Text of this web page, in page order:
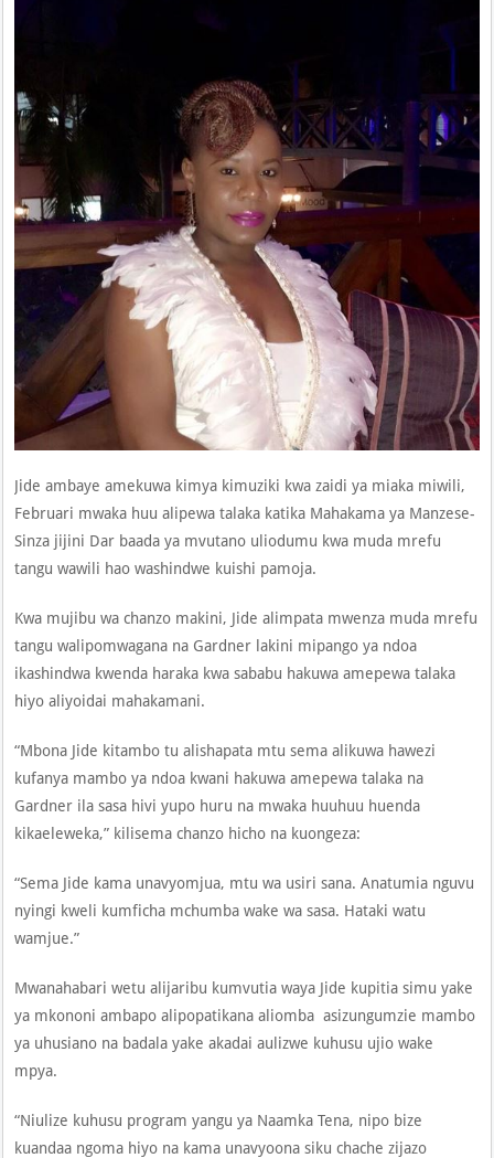
Jide ambaye amekuwa kimya kimuziki kwa zaidi ya miaka miwili,
Februari mwaka huu alipewa talaka katika Mahakama ya Manzese-
Sinza jijini Dar baada ya mvutano uliodumu kwa muda mrefu
tangu wawili hao washindwe kuishi pamoja.
Kwa mujibu wa chanzo makini, Jide alimpata mwenza muda mrefu
tangu walipomwagana na Gardner lakini mipango ya ndoa
ikashindwa kwenda haraka kwa sababu hakuwa amepewa talaka
hiyo aliyoidai mahakamani.
“Mbona Jide kitambo tu alishapata mtu sema alikuwa hawezi
kufanya mambo ya ndoa kwani hakuwa amepewa talaka na
Gardner ila sasa hivi yupo huru na mwaka huuhuu huenda
kikaeleweka,” kilisema chanzo hicho na kuongeza:
“Sema Jide kama unavyomjua, mtu wa usiri sana. Anatumia nguvu
nyingi kweli kumficha mchumba wake wa sasa. Hataki watu
wamjue.”
Mwanahabari wetu alijaribu kumvutia waya Jide kupitia simu yake
ya mkononi ambapo alipopatikana aliomba asizungumzie mambo
ya uhusiano na badala yake akadai aulizwe kuhusu ujio wake
mpya.
“Niulize kuhusu program yangu ya Naamka Tena, nipo bize
kuandaa ngoma hiyo na kama unavyoona siku chache zijazo